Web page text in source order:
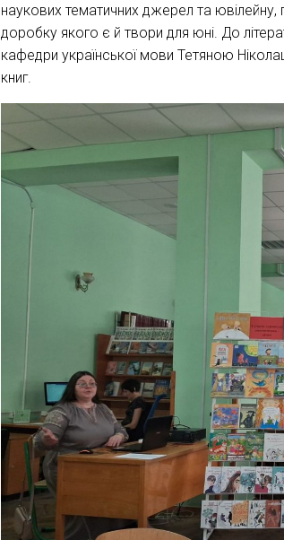
наукових тематичних джерел та
доробку якого є й твори для юні. До
кафедри української мови Тетяною
книг.